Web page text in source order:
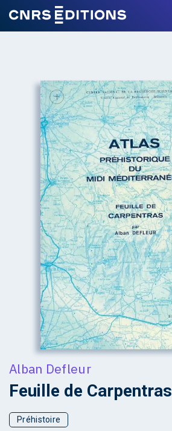
+
Alban Defleur
Feuille de Carpentras
Préhistoire